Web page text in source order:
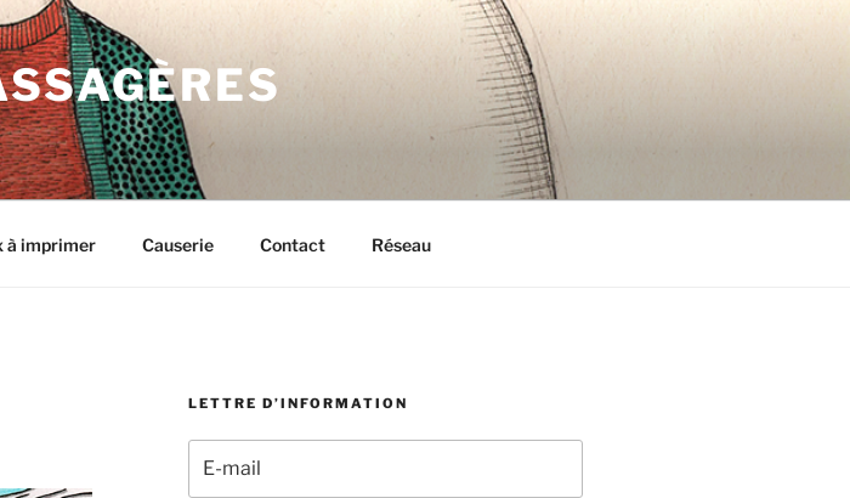
à imprimer Causerie Contact Réseau
LETTRE D’INFORMATION